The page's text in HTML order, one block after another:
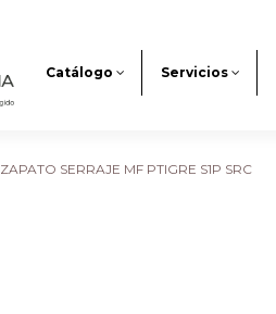
Catálogo Servicios
ZAPATO SERRAJE MF PTIGRE S1P SRC